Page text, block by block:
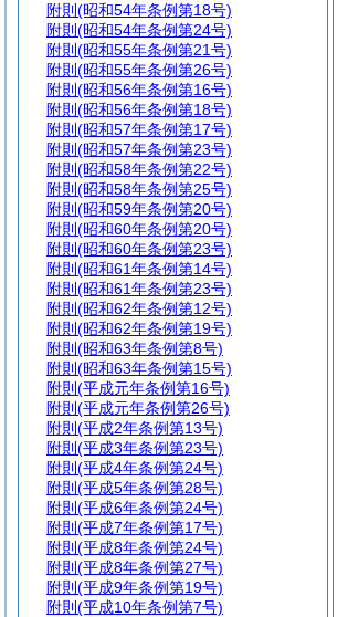
附則 (昭和54年条例第18号)
附則 (昭和54年条例第24号)
附則 (昭和55年条例第21号)
附則 (昭和55年条例第26号)
附則 (昭和56年条例第16号)
附則 (昭和56年条例第18号)
附則 (昭和57年条例第17号)
附則 (昭和57年条例第23号)
附則 (昭和58年条例第22号)
附則 (昭和58年条例第25号)
附則 (昭和59年条例第20号)
附則 (昭和60年条例第20号)
附則 (昭和60年条例第23号)
附則 (昭和61年条例第14号)
附則 (昭和61年条例第23号)
附則 (昭和62年条例第12号)
附則 (昭和62年条例第19号)
附則 (昭和63年条例第8号)
附則 (昭和63年条例第15号)
附則 (平成元年条例第16号)
附則 (平成元年条例第26号)
附則 (平成2年条例第13号)
附則 (平成3年条例第23号)
附則 (平成4年条例第24号)
附則 (平成5年条例第28号)
附則 (平成6年条例第24号)
附則 (平成7年条例第17号)
附則 (平成8年条例第24号)
附則 (平成8年条例第27号)
附則 (平成9年条例第19号)
附則 (平成10年条例第7号)